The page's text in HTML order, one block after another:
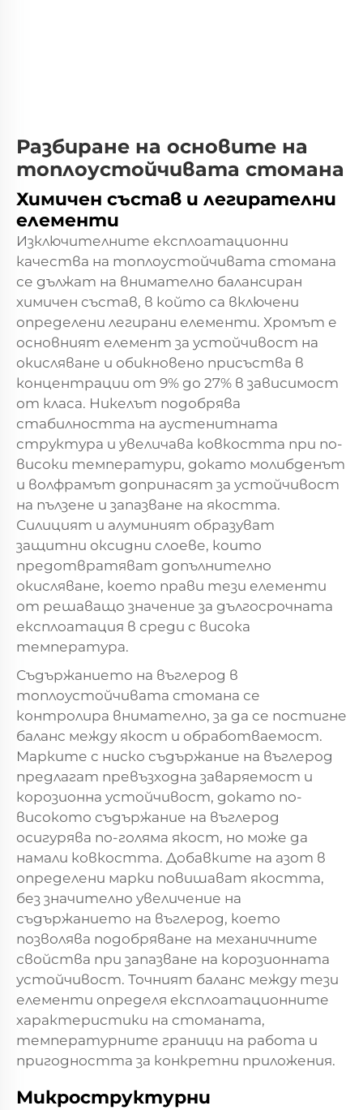
Разбиране на основите на
топлоустойчивата стомана
Химичен състав и легирателни
елементи
Изключителните експлоатационни
качества на топлоустойчивата стомана
се дължат на внимателно балансиран
химичен състав, в който са включени
определени легирани елементи. Хромът е
основният елемент за устойчивост на
окисляване и обикновено присъства в
концентрации от 9% до 27% в зависимост
от класа. Никелът подобрява
стабилността на аустенитната
структура и увеличава ковкостта при по-
високи температури, докато молибденът
и волфрамът допринасят за устойчивост
на пълзене и запазване на якостта.
Силицият и алуминият образуват
защитни оксидни слоеве, които
предотвратяват допълнително
окисляване, което прави тези елементи
от решаващо значение за дългосрочната
експлоатация в среди с висока
температура.
Съдържанието на въглерод в
топлоустойчивата стомана се
контролира внимателно, за да се постигне
баланс между якост и обработваемост.
Марките с ниско съдържание на въглерод
предлагат превъзходна заваряемост и
корозионна устойчивост, докато по-
високото съдържание на въглерод
осигурява по-голяма якост, но може да
намали ковкостта. Добавките на азот в
определени марки повишават якостта,
без значително увеличение на
съдържанието на въглерод, което
позволява подобряване на механичните
свойства при запазване на корозионната
устойчивост. Точният баланс между тези
елементи определя експлоатационните
характеристики на стоманата,
температурните граници на работа и
пригодността за конкретни приложения.
Микроструктурни